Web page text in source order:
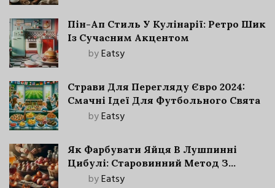
Пін-Ап Стиль У Кулінарії: Ретро Шик
Із Сучасним Акцентом
byEatsy
Страви Для Перегляду Євро 2024:
Смачні Ідеї Для Футбольного Свята
byEatsy
Як Фарбувати Яйця В Лушпинні
Цибулі: Старовинний Метод З
Сучасними Нюансами
byEatsy